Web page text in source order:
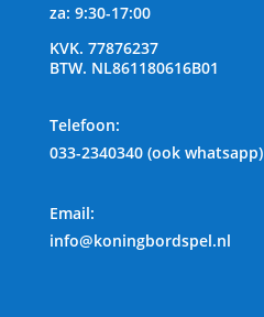
za: 9:30-17:00
KVK. 77876237
BTW. NL861180616B01
Telefoon:
033-2340340 (ook whatsapp)
Email:
info@koningbordspel.nl